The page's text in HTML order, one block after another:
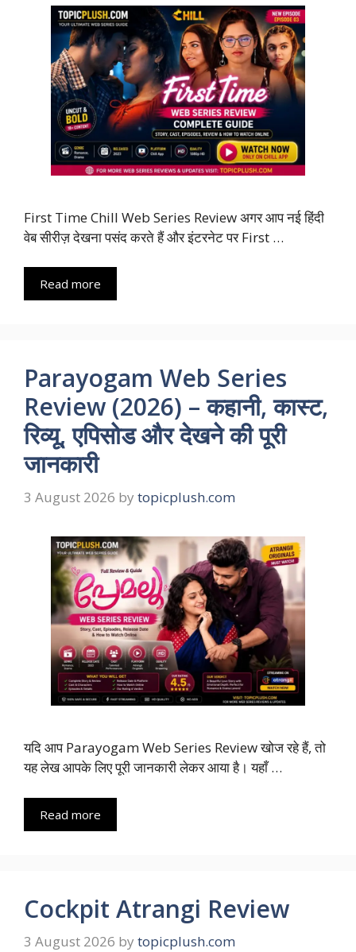
First Time Chill Web Series Review अगर आप नई हिंदी
वेब सीरीज़ देखना पसंद करते हैं और इंटरनेट पर First …
Read more
Parayogam Web Series
Review (2026) – कहानी, कास्ट,
रिव्यू, एपिसोड और देखने की पूरी
जानकारी
3 August 2026 by topicplush.com
यदि आप Parayogam Web Series Review खोज रहे हैं, तो
यह लेख आपके लिए पूरी जानकारी लेकर आया है। यहाँ …
Read more
Cockpit Atrangi Review
3 August 2026 by topicplush.com